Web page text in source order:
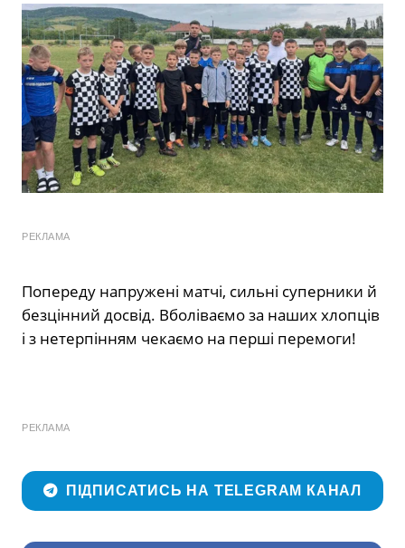
РЕКЛАМА
Попереду напружені матчі, сильні суперники й
безцінний досвід. Вболіваємо за наших хлопців
і з нетерпінням чекаємо на перші перемоги!
РЕКЛАМА
ПІДПИСАТИСЬ НА TELEGRAM КАНАЛ